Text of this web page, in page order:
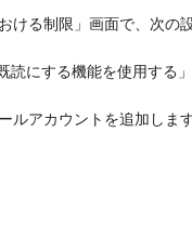
ける制限」画面で、次の
読にする機能を使用する
ルアカウントを追加します